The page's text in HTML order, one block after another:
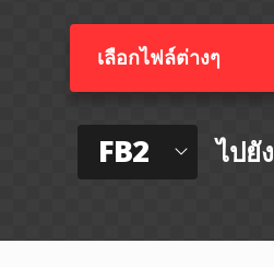
เลือกไฟล์ต่างๆ​
FB2 ไปยัง